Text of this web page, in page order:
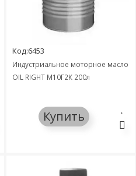
Код:6453
Индустриальное моторное масло
OIL RIGHT М10Г2К 200л
Купить